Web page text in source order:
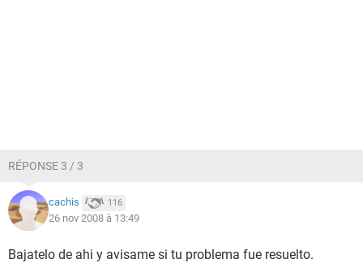
RÉPONSE 3 / 3
cachis 116
26 nov 2008 à 13:49
Bajatelo de ahi y avisame si tu problema fue resuelto.